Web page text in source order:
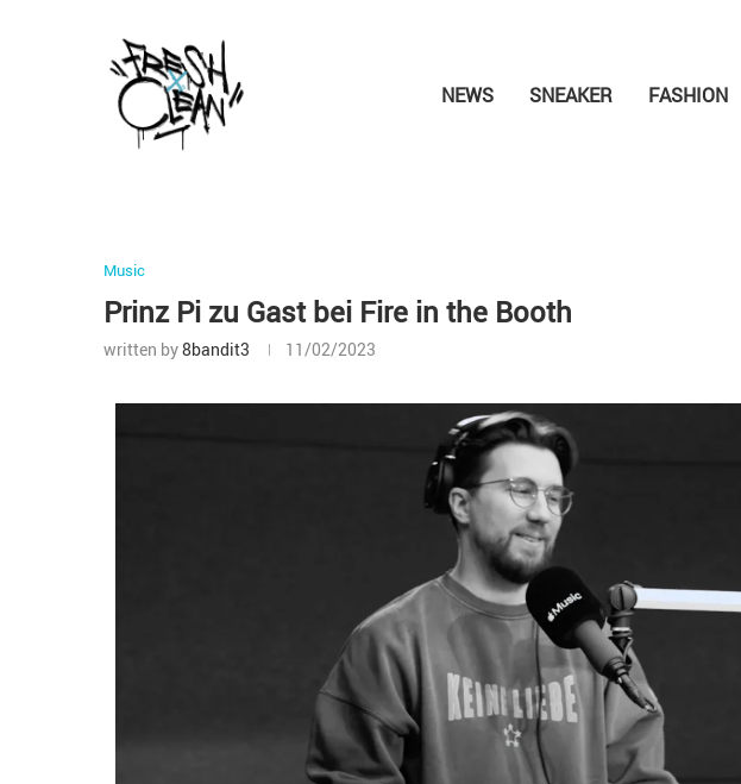
NEWS SNEAKER FASHION
Music
Prinz Pi zu Gast bei Fire in the Booth
written by8bandit3 11/02/2023